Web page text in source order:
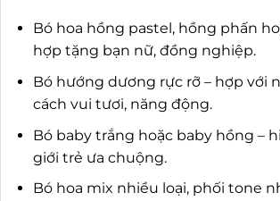
Bó hoa hồng pastel, hồng phấn
hợp tặng bạn nữ, đồng nghiệp.
Bó hướng dương rực rỡ – hợp với
cách vui tươi, năng động.
Bó baby trắng hoặc baby hồng –
giới trẻ ưa chuộng.
Bó hoa mix nhiều loại, phối tone